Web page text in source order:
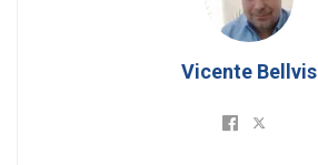
Vicente Bellvis